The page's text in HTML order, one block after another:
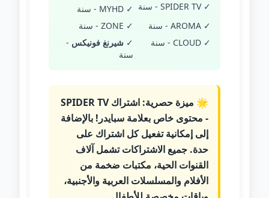
✓ SPIDER TV - سنة
✓ MYHD - سنة
✓ AROMA - سنة
✓ ZONE - سنة
✓ CLOUD - سنة
✓ شيرنغ فونيكس -
سنة
🌟 ميزة حصرية:
اشتراك SPIDER TV
- محتوى خاص بعلامة سبايدر! بالإضافة
إلى إمكانية تفعيل كل اشتراك على
حدة. جميع الاشتراكات تشمل آلاف
القنوات الحية، مكتبات ضخمة من
الأفلام والمسلسلات العربية والأجنبية،